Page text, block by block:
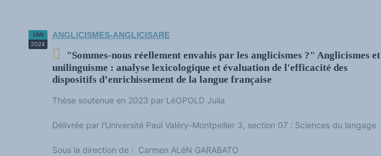
IAN
2024
ANGLICISMES-ANGLICISARE
"Sommes-nous réellement envahis par les anglicismes ?" Anglicismes et
unilinguisme : analyse lexicologique et évaluation de l'efficacité des
dispositifs d’enrichissement de la langue française
Thèse soutenue en 2023 par LéOPOLD Julia
Délivrée par l'Université Paul Valéry-Montpellier 3, section 07 : Sciences du langage
Sous la direction de : Carmen ALéN GARABATO